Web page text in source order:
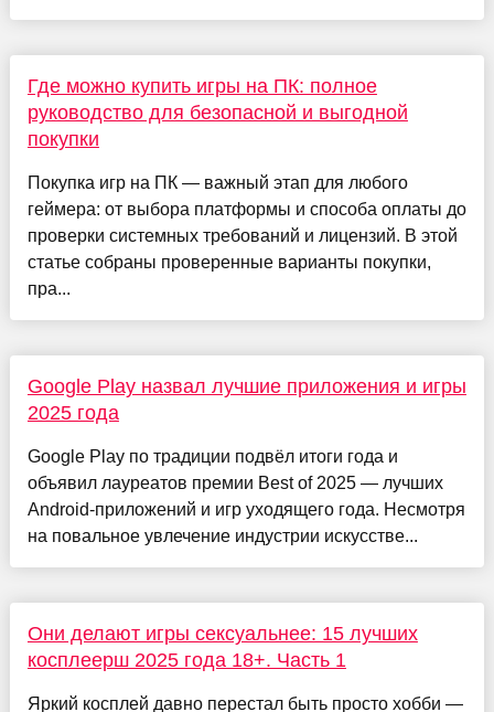
Где можно купить игры на ПК: полное
руководство для безопасной и выгодной
покупки
Покупка игр на ПК — важный этап для любого
геймера: от выбора платформы и способа оплаты до
проверки системных требований и лицензий. В этой
статье собраны проверенные варианты покупки,
пра...
Google Play назвал лучшие приложения и игры
2025 года
Google Play по традиции подвёл итоги года и
объявил лауреатов премии Best of 2025 — лучших
Android-приложений и игр уходящего года. Несмотря
на повальное увлечение индустрии искусстве...
Они делают игры сексуальнее: 15 лучших
косплеерш 2025 года 18+. Часть 1
Яркий косплей давно перестал быть просто хобби —